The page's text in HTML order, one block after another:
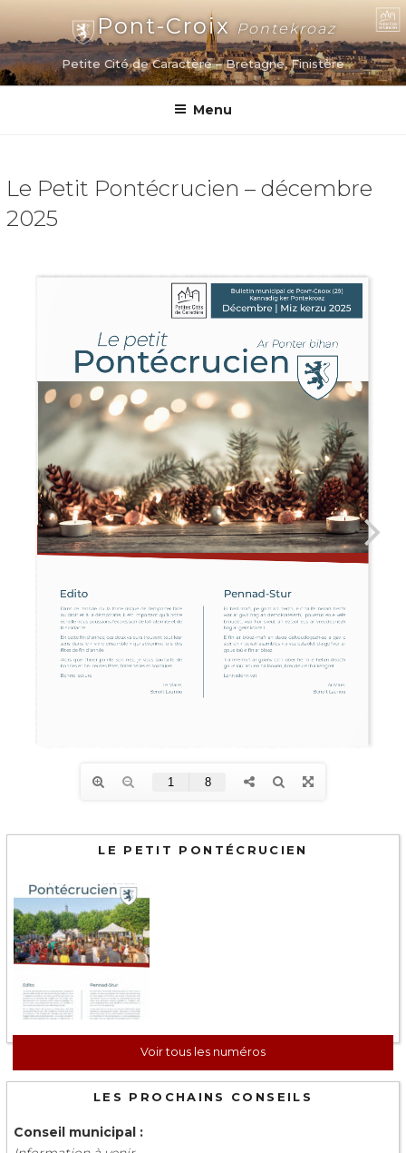
contenu
principal
Pont-CroixPontekroaz
Petite Cité de Caractère – Bretagne, Finistère
Menu
Le Petit Pontécrucien – décembre
2025
LE PETIT PONTÉCRUCIEN
Voir tous les numéros
LES PROCHAINS CONSEILS
Conseil municipal :